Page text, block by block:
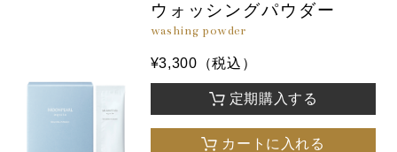
ウォッシングパウダー
washing powder
¥3,300（税込）
定期購入する
カートに入れる